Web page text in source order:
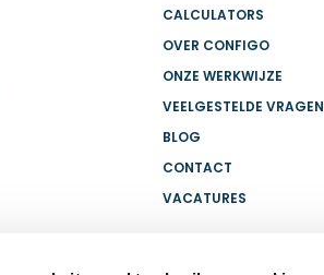
CALCULATORS
OVER CONFIGO
ONZE WERKWIJZE
VEELGESTELDE VRAGEN
BLOG
CONTACT
VACATURES